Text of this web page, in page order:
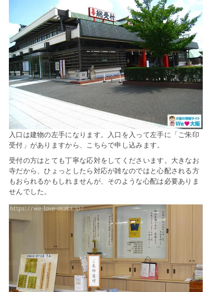
入口は建物の左手になります。入口を入って左手に「ご朱印
受付」がありますから、こちらで申し込みます。
受付の方はとても丁寧な応対をしてくださいます。大きなお
寺だから、ひょっとしたら対応が雑なのではと心配される方
もおられるかもしれませんが、そのような心配は必要ありま
せんでした。